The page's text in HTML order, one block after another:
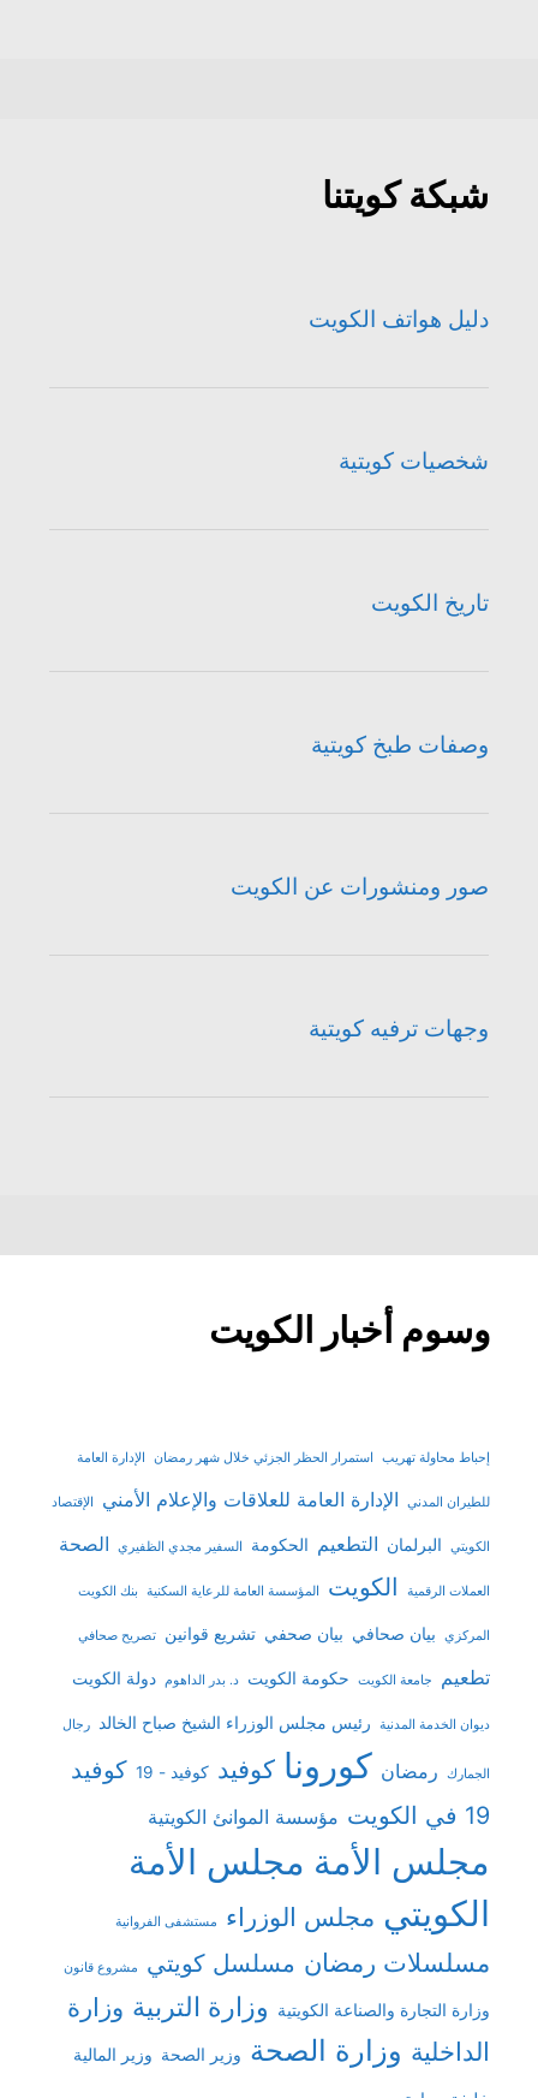
شبكة كويتنا
دليل هواتف الكويت
شخصيات كويتية
تاريخ الكويت
وصفات طبخ كويتية
صور ومنشورات عن الكويت
وجهات ترفيه كويتية
وسوم أخبار الكويت
إحباط محاولة تهريب استمرار الحظر الجزئي خلال شهر رمضان الإدارة العامة
للطيران المدني الإدارة العامة للعلاقات والإعلام الأمني الإقتصاد
الكويتي البرلمان التطعيم الحكومة السفير مجدي الظفيري الصحة
العملات الرقمية الكويت المؤسسة العامة للرعاية السكنية بنك الكويت
المركزي بيان صحافي بيان صحفي تشريع قوانين تصريح صحافي
تطعيم جامعة الكويت حكومة الكويت د. بدر الداهوم دولة الكويت
ديوان الخدمة المدنية رئيس مجلس الوزراء الشيخ صباح الخالد رجال
الجمارك رمضان كورونا كوفيد كوفيد - 19
كوفيد
19 في الكويت
مؤسسة الموانئ الكويتية
مجلس الأمة مجلس الأمة
الكويتي مجلس الوزراء مستشفى الفروانية
مسلسلات رمضان مسلسل كويتي مشروع قانون
وزارة التجارة والصناعة الكويتية وزارة التربية وزارة
الداخلية وزارة الصحة وزير الصحة وزير المالية